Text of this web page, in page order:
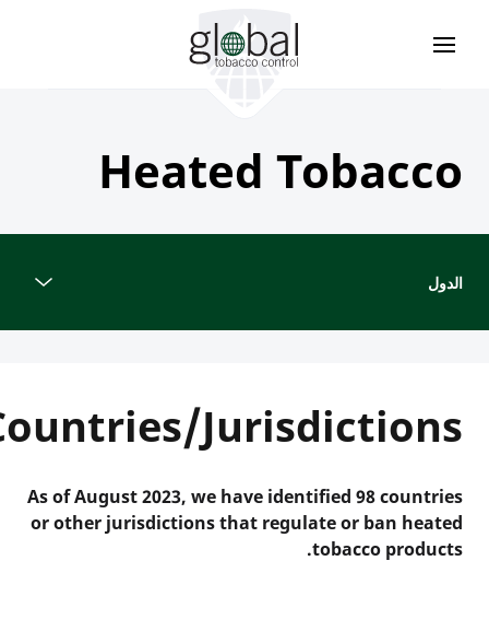
Heated Tobacco
الدول
Countries/Jurisdictions
As of August 2023, we have identified 98 countries
or other jurisdictions that regulate or ban heated
tobacco products.